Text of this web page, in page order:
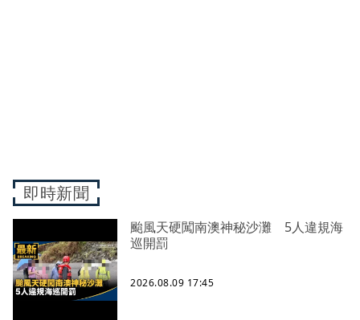
即時新聞
颱風天硬闖南澳神秘沙灘 5人違規海
巡開罰
2026.08.09 17:45